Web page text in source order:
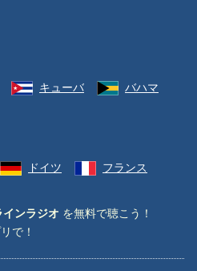
キューバ
バハマ
ドイツ フランス
ンラジオ を無料で聴こう！
で！